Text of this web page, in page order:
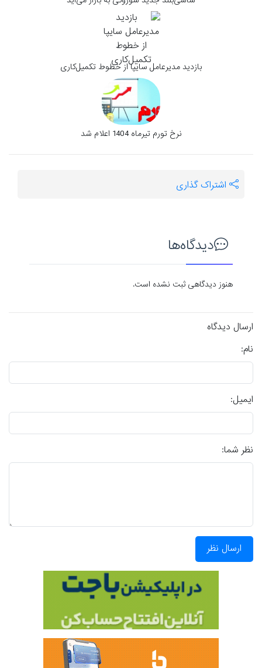
بازدید مدیرعامل سایپا از خطوط تکمیل‌کاری
نرخ تورم تیرماه 1404 اعلام شد
اشتراک گذاری
دیدگاه‌ها
هنوز دیدگاهی ثبت نشده است.
ارسال دیدگاه
نام:
ایمیل:
نظر شما:
ارسال نظر